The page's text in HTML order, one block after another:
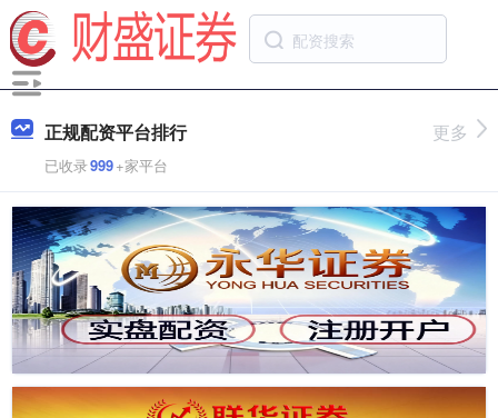
正规配资平台排行
已收录999+家平台
更多